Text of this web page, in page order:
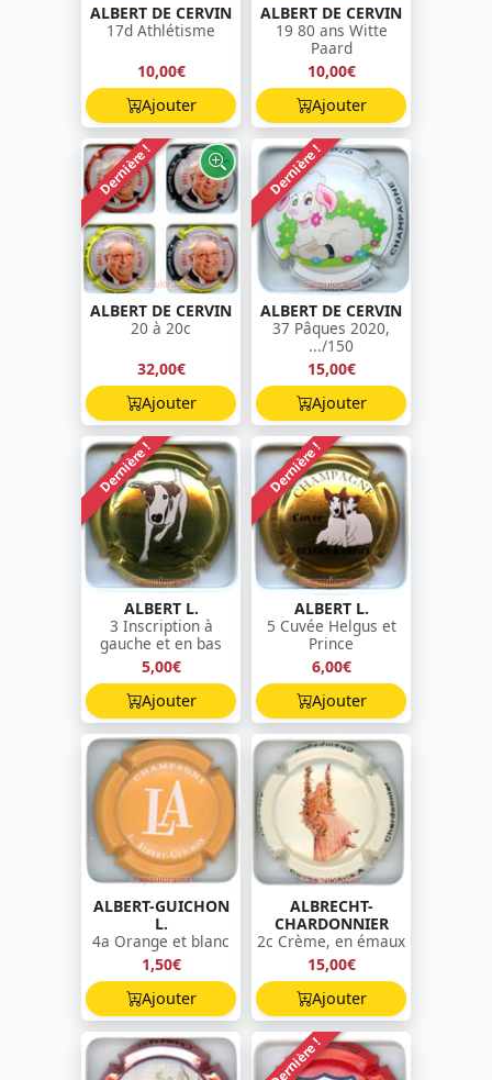
ALBERT DE CERVIN
17d Athlétisme
10,00€
Ajouter
ALBERT DE CERVIN
19 80 ans Witte
Paard
10,00€
Ajouter
Dernière !
ALBERT DE CERVIN
20 à 20c
32,00€
Ajouter
Dernière !
ALBERT DE CERVIN
37 Pâques 2020,
.../150
15,00€
Ajouter
Dernière !
ALBERT L.
3 Inscription à
gauche et en bas
5,00€
Ajouter
Dernière !
ALBERT L.
5 Cuvée Helgus et
Prince
6,00€
Ajouter
ALBERT-GUICHON
L.
4a Orange et blanc
1,50€
Ajouter
ALBRECHT-
CHARDONNIER
2c Crème, en émaux
15,00€
Ajouter
Dernière !